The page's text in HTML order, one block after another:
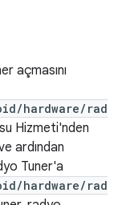
açmasını
hardware/rad
Hizmeti'nden
ardından
Tuner'a
hardware/rad